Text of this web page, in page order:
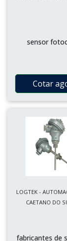
sensor
Cotar
LOGTEK -
CAETANO DO
fabricantes de